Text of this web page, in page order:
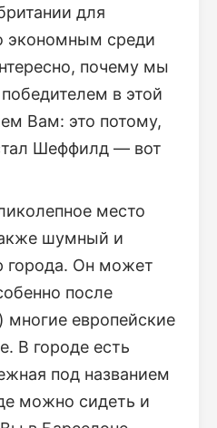
для
экономным среди
почему мы
в этой
Вам: это потому,
Шеффилд — вот
место
шумный и
города. Он может
после
многие европейские
В городе есть
под названием
можно сидеть и